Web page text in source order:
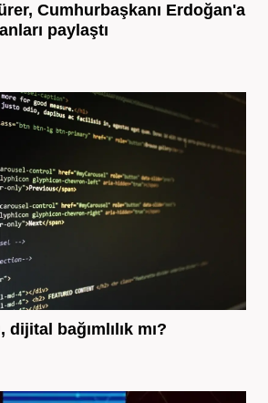
Cumhurbaşkanı Erdoğan'a
paylaştı
dijital bağımlılık mı?